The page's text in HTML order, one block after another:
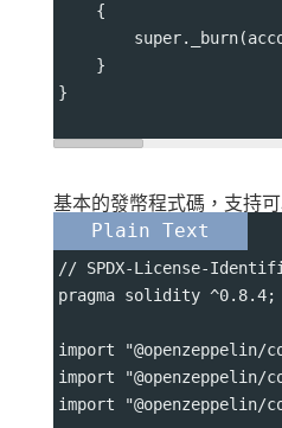
    {
    }
}
基本的發幣程式碼，支持
Plain Text
// SPDX-License-
pragma solidity ^0.8.4;
import "@openzeppelin/
import "@openzeppelin/
import "@openzeppelin/